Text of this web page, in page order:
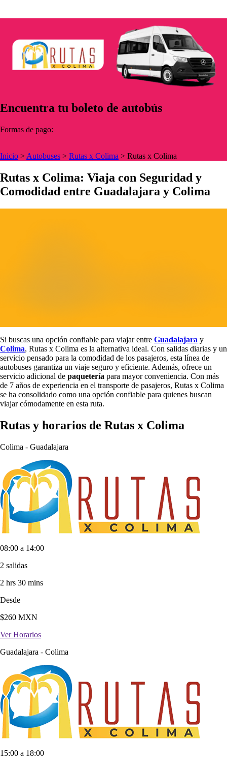
Encuentra tu boleto de autobús
Formas de pago:
Inicio > Autobuses > Rutas x Colima > Rutas x Colima
Rutas x Colima: Viaja con Seguridad y
Comodidad entre Guadalajara y Colima
Si buscas una opción confiable para viajar entre Guadalajara y
Colima, Rutas x Colima es la alternativa ideal. Con salidas diarias y un
servicio pensado para la comodidad de los pasajeros, esta línea de
autobuses garantiza un viaje seguro y eficiente. Además, ofrece un
servicio adicional de paquetería para mayor conveniencia. Con más
de 7 años de experiencia en el transporte de pasajeros, Rutas x Colima
se ha consolidado como una opción confiable para quienes buscan
viajar cómodamente en esta ruta.
Rutas y horarios de Rutas x Colima
Colima - Guadalajara
08:00 a 14:00
2 salidas
2 hrs 30 mins
Desde
$260 MXN
Ver Horarios
Guadalajara - Colima
15:00 a 18:00